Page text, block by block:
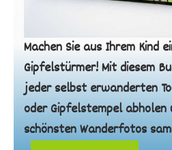
Machen Sie aus Ihrem Kind
Gipfelstürmer! Mit diesem
jeder selbst erwanderten
oder Gipfelstempel abholen
schönsten Wanderfotos